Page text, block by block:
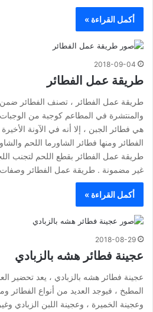
أكمل القراءة »
2018-09-04
طريقة عمل الفطائر
طريقة عمل الفطائر ، تصنف الفطائر ضمن
والمنتشرة في المطاعم كوجبة من
هي فطائر الجبن ، إلا أنه في الآونة
الفطائر ومنها فطائر الشاورما اللحم
طريقة عمل الفطائر بقطع اللحم لتجنب
غير مضمونة . طريقة عمل الفطائر
أكمل القراءة »
2018-08-29
عجينة فطائر هشه بالزبادي
عجينة فطائر هشه بالزبادي ، يعد تحضير
المطبخ ، فيوجد العديد من أنواع الفطائر
وعجينة الخميرة ، وعجينة اللبن الزبادي